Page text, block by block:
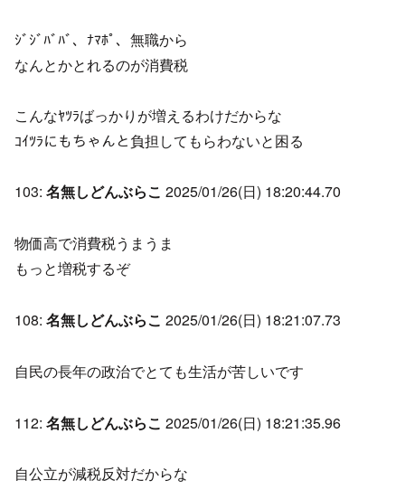
ｼﾞｼﾞﾊﾞﾊﾞ、ﾅﾏﾎﾟ、無職から
なんとかとれるのが消費税
こんなﾔﾂﾗばっかりが増えるわけだからな
ｺｲﾂﾗにもちゃんと負担してもらわないと困る
103: 名無しどんぶらこ 2025/01/26(日) 18:20:44.70
物価高で消費税うまうま
もっと増税するぞ
108: 名無しどんぶらこ 2025/01/26(日) 18:21:07.73
自民の長年の政治でとても生活が苦しいです
112: 名無しどんぶらこ 2025/01/26(日) 18:21:35.96
自公立が減税反対だからな